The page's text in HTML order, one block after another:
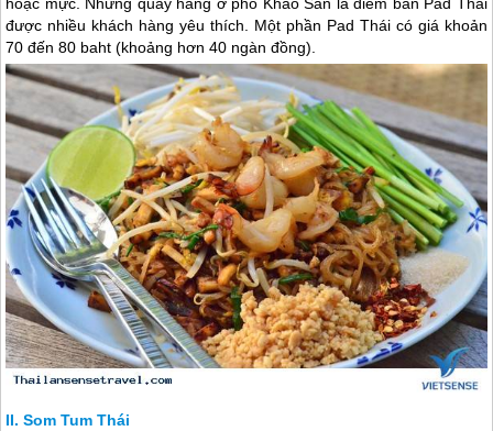
hoặc mực. Những quầy hàng ở phố Khao San là điểm bán Pad Thái
được nhiều khách hàng yêu thích. Một phần Pad Thái có giá khoản
70 đến 80 baht (khoảng hơn 40 ngàn đồng).
Som Tum Thái